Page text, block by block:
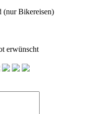
(nur Bikereisen)
erwünscht